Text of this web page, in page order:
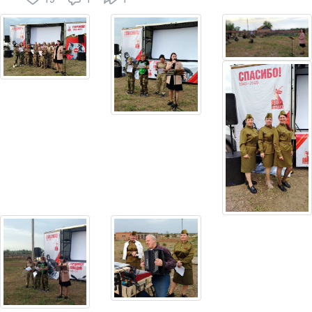
Оценили
19
человек